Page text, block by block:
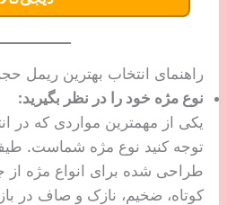
راهنمای انتخاب بهترین ریمل
نوع مژه خود را در نظر بگیرید:
یکی از مهمترین مواردی که در
توجه کنید نوع مژه شماست.
طراحی شده برای انواع مژه از
کوتاه، ضخیم، نازک و صاف در